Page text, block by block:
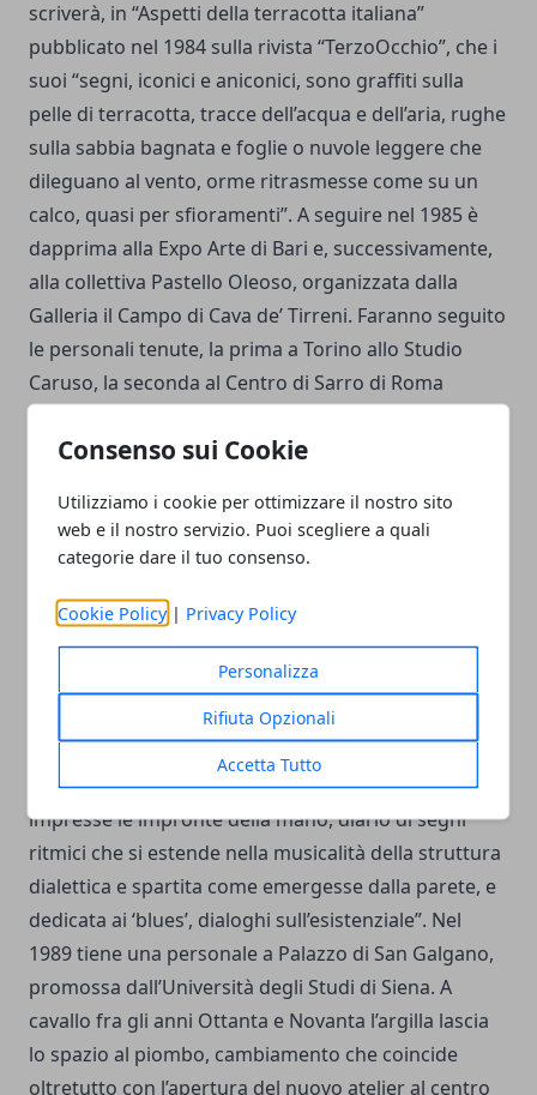
Consenso sui Cookie
Utilizziamo i cookie per ottimizzare il nostro sito
web e il nostro servizio. Puoi scegliere a quali
categorie dare il tuo consenso.
Cookie Policy | Privacy Policy
Personalizza
Rifiuta Opzionali
Accetta Tutto